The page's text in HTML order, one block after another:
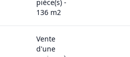
pièce(s) -
136 m2
Vente
d'une